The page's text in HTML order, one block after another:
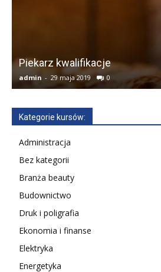
Piekarz kwalifikacje
admin - 29 maja 2019 0
Kategorie kursów:
Administracja
Bez kategorii
Branża beauty
Budownictwo
Druk i poligrafia
Ekonomia i finanse
Elektryka
Energetyka